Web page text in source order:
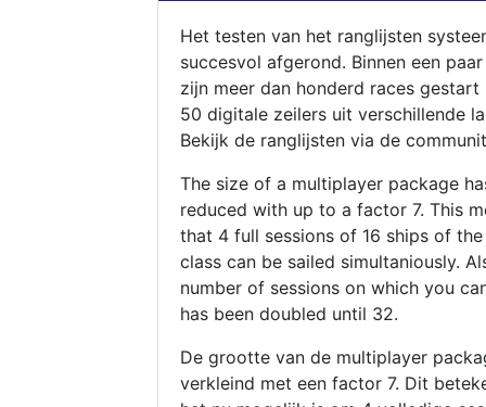
Het testen van het ranglijsten
succesvol afgerond. Binnen een
zijn meer dan honderd races gestart
50 digitale zeilers uit verschillende
Bekijk de ranglijsten via de
The size of a multiplayer package
reduced with up to a factor 7. This
that 4 full sessions of 16 ships of
class can be sailed simultaniously.
number of sessions on which you
has been doubled until 32.
De grootte van de multiplayer
verkleind met een factor 7. Dit